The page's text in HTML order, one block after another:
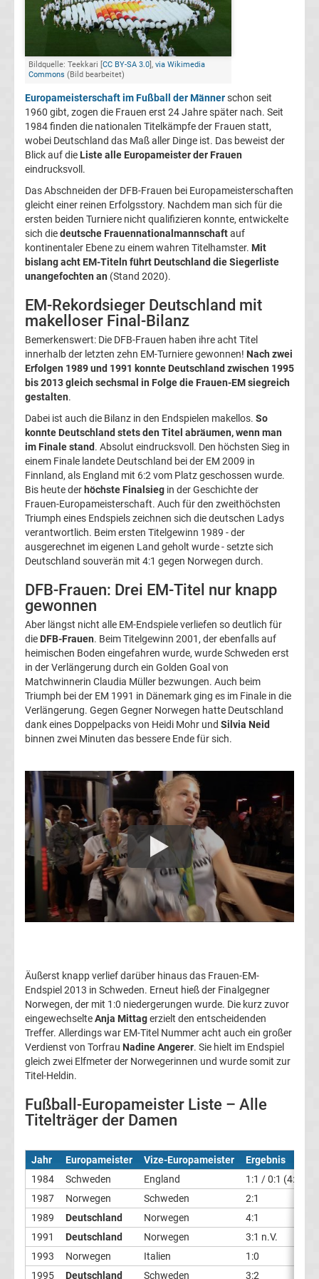
Europameister
Liste
Fußball-
Europameister
Frauen
Liste
EM
Ergebnisse
EM
2024
Top-
Aktuell
Bundesliga
Tabelle
Bundesliga
Ergebnisse
2.
Liga
Ergebnisse
3.
Ergebnisse
3.
Liga
Tabelle
Pokal
Ergebnisse
Champions
Tabelle
Champions
League
Ergebnisse
Europa
Bildquelle: Teekkari [CC BY-SA 3.0], via Wikimedia
Commons (Bild bearbeitet)
Europameisterschaft im Fußball der Männerschon seit
1960 gibt, zogen die Frauen erst 24 Jahre später nach. Seit
1984 finden die nationalen Titelkämpfe der Frauen statt,
wobei Deutschland das Maß aller Dinge ist. Das beweist der
Blick auf die Liste alle Europameister der Frauen
eindrucksvoll.
Das Abschneiden der DFB-Frauen bei Europameisterschaften
gleicht einer reinen Erfolgsstory. Nachdem man sich für die
ersten beiden Turniere nicht qualifizieren konnte, entwickelte
sich diedeutsche Frauennationalmannschaftauf
kontinentaler Ebene zu einem wahren Titelhamster. Mit
bislang acht EM-Titeln führt Deutschland die Siegerliste
unangefochten an (Stand 2020).
EM-Rekordsieger Deutschland mit
makelloser Final-Bilanz
Bemerkenswert: Die DFB-Frauen haben ihre acht Titel
innerhalb der letzten zehn EM-Turniere gewonnen! Nach zwei
Erfolgen 1989 und 1991 konnte Deutschland zwischen 1995
bis 2013 gleich sechsmal in Folge die Frauen-EM siegreich
gestalten.
Dabei ist auch die Bilanz in den Endspielen makellos. So
konnte Deutschland stets den Titel abräumen, wenn man
im Finale stand. Absolut eindrucksvoll. Den höchsten Sieg in
einem Finale landete Deutschland bei der EM 2009 in
Finnland, als England mit 6:2 vom Platz geschossen wurde.
Bis heute derhöchste Finalsieg in der Geschichte der
Frauen-Europameisterschaft. Auch für den zweithöchsten
Triumph eines Endspiels zeichnen sich die deutschen Ladys
verantwortlich. Beim ersten Titelgewinn 1989 - der
ausgerechnet im eigenen Land geholt wurde - setzte sich
Deutschland souverän mit 4:1 gegen Norwegen durch.
DFB-Frauen: Drei EM-Titel nur knapp
gewonnen
Aber längst nicht alle EM-Endspiele verliefen so deutlich für
die DFB-Frauen. Beim Titelgewinn 2001, der ebenfalls auf
heimischen Boden eingefahren wurde, wurde Schweden erst
in der Verlängerung durch ein Golden Goal von
Matchwinnerin Claudia Müller bezwungen. Auch beim
Triumph bei der EM 1991 in Dänemark ging es im Finale in die
Verlängerung. Gegen Gegner Norwegen hatte Deutschland
dank eines Doppelpacks von Heidi Mohr und Silvia Neid
binnen zwei Minuten das bessere Ende für sich.
Äußerst knapp verlief darüber hinaus das Frauen-EM-
Endspiel 2013 in Schweden. Erneut hieß der Finalgegner
Norwegen, der mit 1:0 niedergerungen wurde. Die kurz zuvor
eingewechselteAnja Mittagerzielt den entscheidenden
Treffer. Allerdings war EM-Titel Nummer acht auch ein großer
Verdienst von Torfrau Nadine Angerer. Sie hielt im Endspiel
gleich zwei Elfmeter der Norwegerinnen und wurde somit zur
Titel-Heldin.
Fußball-Europameister Liste – Alle
Titelträger der Damen
Jahr Europameister Vize-Europameister
Ergebnis
1984
Schweden England
1:1 / 0:1 (4:3 i.E.)
1987
Norwegen Schweden
2:1
1989
Deutschland Norwegen
4:1
1991
Deutschland Norwegen
3:1 n.V.
1993
Norwegen Italien
1:0
1995
Deutschland Schweden 3:2